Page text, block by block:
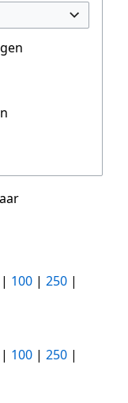
| 100 | 250 |
| 100 | 250 |